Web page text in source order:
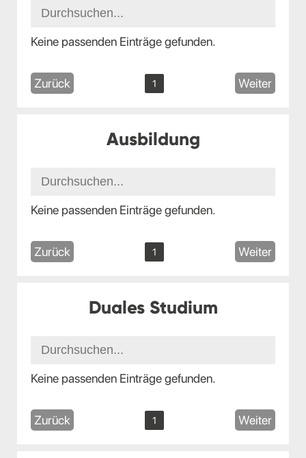
Keine passenden Einträge gefunden.
Zurück 1 Weiter
Ausbildung
Keine passenden Einträge gefunden.
Zurück 1 Weiter
Duales Studium
Keine passenden Einträge gefunden.
Zurück 1 Weiter